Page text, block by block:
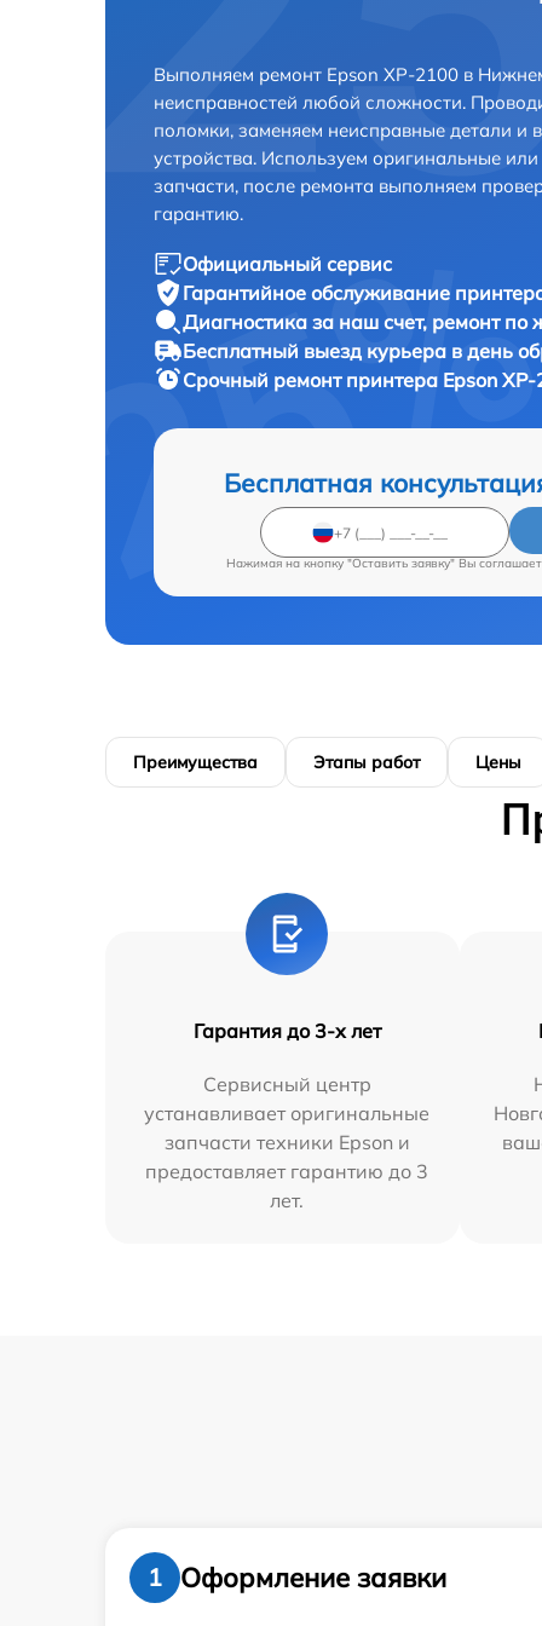
Выполняем ремонт Epson XP-2100 в
неисправностей любой сложности.
поломки, заменяем неисправные детали и
устройства. Используем оригинальные
запчасти, после ремонта выполняем
гарантию.
Официальный сервис
Гарантийное обслуживание
Диагностика за наш счет, ремонт по
Бесплатный выезд курьера в день
Срочный ремонт принтера Epson
Бесплатная
Нажимая на кнопку "Оставить заявку" Вы
Преимущества Этапы работ Цены
Гарантия до 3-х лет
Сервисный центр
устанавливает оригинальные
запчасти техники Epson и
предоставляет гарантию до 3
лет.
1
Оформление заявки